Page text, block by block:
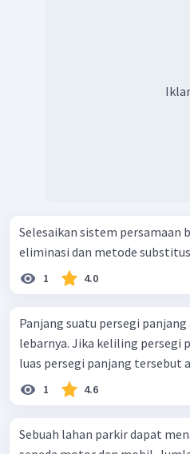
Selesaikan sistem persamaan
1 4.0
Panjang suatu persegi
lebarnya. Jika keliling persegi
luas persegi panjang tersebut
1 4.6
Sebuah lahan parkir dapat